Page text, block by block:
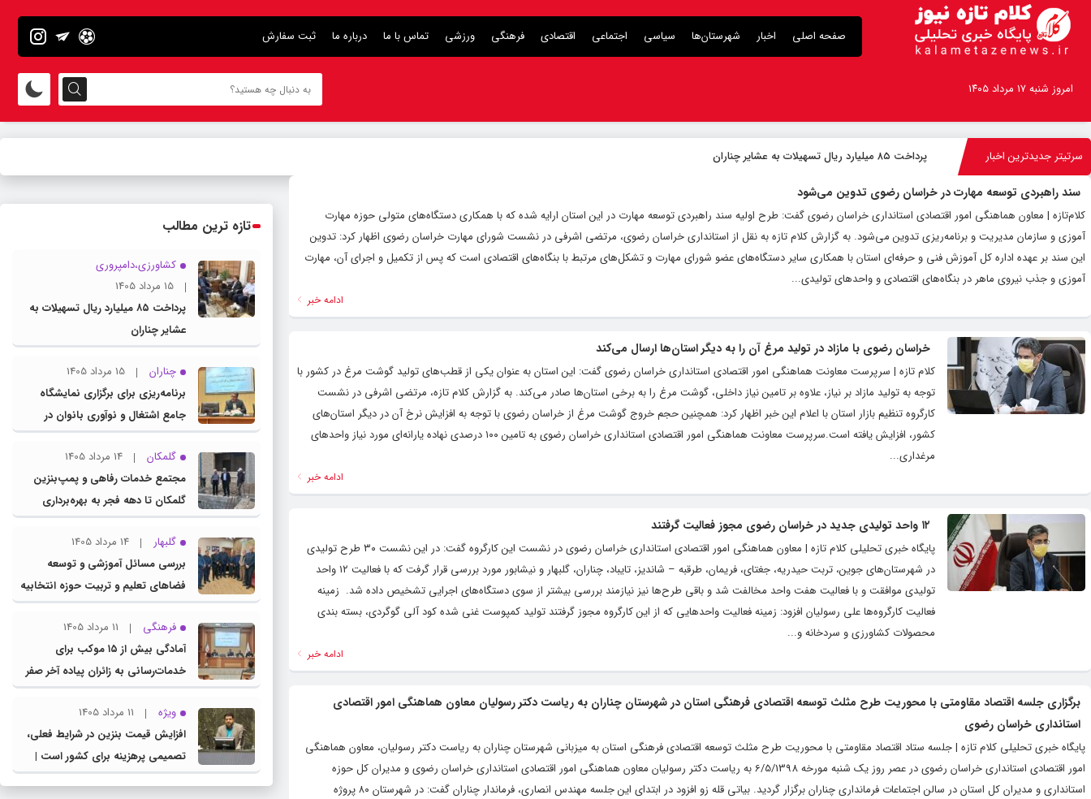
صفحه اصلی اخبار شهرستان‌ها سیاسی اجتماعی اقتصادی فرهنگی ورزشی تماس با ما درباره ما ثبت سفارش
امروز شنبه ۱۷ مرداد ۱۴۰۵
سرتیتر جدیدترین اخبار پرداخت ۸۵ میلیارد ریال تسهیلات به عشایر چناران
سند راهبردی توسعه مهارت در خراسان رضوی تدوین می‌شود
کلام‌تازه | معاون هماهنگی امور اقتصادی استانداری خراسان رضوی گفت: طرح اولیه سند راهبردی توسعه مهارت در این استان ارایه شده که با همکاری دستگاه‌های متولی حوزه مهارت
آموزی و سازمان مدیریت و برنامه‌ریزی تدوین می‌شود. به گزارش کلام تازه به نقل از استانداری خراسان رضوی، مرتضی اشرفی در نشست شورای مهارت خراسان رضوی اظهار کرد: تدوین
این سند بر عهده اداره کل آموزش فنی و حرفه‌ای استان با همکاری سایر دستگاه‌های عضو شورای مهارت و تشکل‌های مرتبط با بنگاه‌های اقتصادی است که پس از تکمیل و اجرای آن، مهارت
آموزی و جذب نیروی ماهر در بنگاه‌های اقتصادی و واحدهای تولیدی...
ادامه خبر
خراسان رضوی با مازاد در تولید مرغ آن را به دیگر استان‌ها ارسال می‌کند
کلام تازه | سرپرست معاونت هماهنگی امور اقتصادی استانداری خراسان رضوی گفت: این استان به عنوان یکی از قطب‌های تولید گوشت مرغ در کشور با
توجه به تولید مازاد بر نیاز، علاوه بر تامین نیاز داخلی، گوشت مرغ را به برخی استان‌ها صادر می‌کند. به گزارش کلام تازه، مرتضی اشرفی در نشست
کارگروه تنظیم بازار استان با اعلام این خبر اظهار کرد: همچنین حجم خروج گوشت مرغ از خراسان رضوی با توجه به افزایش نرخ آن در دیگر استان‌های
کشور، افزایش یافته است.سرپرست معاونت هماهنگی امور اقتصادی استانداری خراسان رضوی به تامین ۱۰۰ درصدی نهاده یارانه‌ای مورد نیاز واحدهای
مرغداری...
ادامه خبر
۱۲ واحد تولیدی جدید در خراسان رضوی مجوز فعالیت گرفتند
پایگاه خبری تحلیلی کلام تازه | معاون هماهنگی امور اقتصادی استانداری خراسان رضوی در نشست این کارگروه گفت: در این نشست ۳۰ طرح تولیدی
در شهرستان‌های جوین، تربت حیدریه، جغتای، فریمان، طرقبه – شاندیز، تایباد، چناران، گلبهار و نیشابور مورد بررسی قرار گرفت که با فعالیت ۱۲ واحد
تولیدی موافقت و با فعالیت هفت واحد مخالفت شد و باقی طرح‌ها نیز نیازمند بررسی بیشتر از سوی دستگاه‌های اجرایی تشخیص داده شد. زمینه
فعالیت کارگروه‌ها علی رسولیان افزود: زمینه فعالیت واحدهایی که از این کارگروه مجوز گرفتند تولید کمپوست غنی شده کود آلی گوگردی، بسته بندی
محصولات کشاورزی و سردخانه و...
ادامه خبر
برگزاری جلسه اقتصاد مقاومتی با محوریت طرح مثلث توسعه اقتصادی فرهنگی استان در شهرستان چناران به ریاست دکتر رسولیان معاون هماهنگی امور اقتصادی
استانداری خراسان رضوی
پایگاه خبری تحلیلی کلام تازه | جلسه ستاد اقتصاد مقاومتی با محوریت طرح مثلث توسعه اقتصادی فرهنگی استان به میزبانی شهرستان چناران به ریاست دکتر رسولیان، معاون هماهنگی
امور اقتصادی استانداری خراسان رضوی در عصر روز یک شنبه مورخه 6/5/1398 به ریاست دکتر رسولیان معاون هماهنگی امور اقتصادی استانداری خراسان رضوی و مدیران کل حوزه
استانداری و مدیران کل استان در سالن اجتماعات فرمانداری چناران برگزار گردید. بیاتی قله زو افزود در ابتدای این جلسه مهندس انصاری، فرماندار چناران گفت: در شهرستان ٨٠ پروژه
تازه ترین مطالب
کشاورزی،دامپروری
15 مرداد 1405
پرداخت ۸۵ میلیارد ریال تسهیلات به
عشایر چناران
چناران
15 مرداد 1405
برنامه‌ریزی برای برگزاری نمایشگاه
جامع اشتغال و نوآوری بانوان در
چناران
گلمکان
14 مرداد 1405
مجتمع خدمات رفاهی و پمپ‌بنزین
گلمکان تا دهه فجر به بهره‌برداری
می‌رسد
گلبهار
14 مرداد 1405
بررسی مسائل آموزشی و توسعه
فضاهای تعلیم و تربیت حوزه انتخابیه
در نشست مشترک عضو کمیسیون
آموزش مجلس با مدیرکل آموزش و
پرورش خراسان رضوی
فرهنگی
11 مرداد 1405
آمادگی بیش از ۱۵ موکب برای
خدمات‌رسانی به زائران پیاده آخر صفر
در شهرستان چناران
ویژه
11 مرداد 1405
افزایش قیمت بنزین در شرایط فعلی،
تصمیمی پرهزینه برای کشور است |
دولت، قاچاق سوخت و عوامل اصلی